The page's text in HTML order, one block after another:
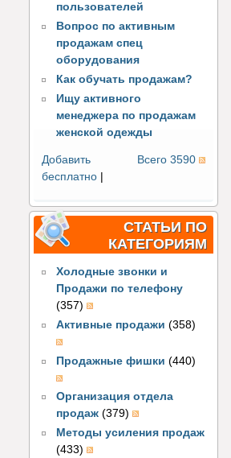
пользователей
Вопрос по активным
продажам спец
оборудования
Как обучать продажам?
Ищу активного
менеджера по продажам
женской одежды
Всего 3590
Добавить
бесплатно |
СТАТЬИ ПО
КАТЕГОРИЯМ
Холодные звонки и
Продажи по телефону
(357)
Активные продажи (358)
Продажные фишки (440)
Организация отдела
продаж (379)
Методы усиления продаж
(433)